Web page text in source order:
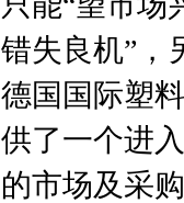
错失良机”，
德国国际塑
供了一个进
的市场及采